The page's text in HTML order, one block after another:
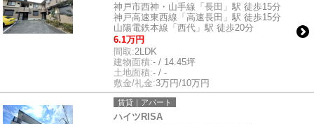
神戸市西神・山手線「長田」駅 徒歩15分
神戸高速東西線「高速長田」駅 徒歩15分
山陽電鉄本線「西代」駅 徒歩20分
6.1万円
間取:2LDK
建物面積:- / 14.45坪
土地面積:- / -
敷金/礼金:3万円/10万円
賃貸｜アパート
ハイツRISA